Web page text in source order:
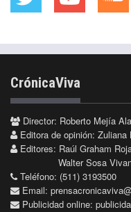
CrónicaViva
Director: Roberto Mejía
Editora de opinión: Zuliana
Editores: Raúl Graham
Walter Sosa
Teléfono: (511) 3193500
Email:
Publicidad online: